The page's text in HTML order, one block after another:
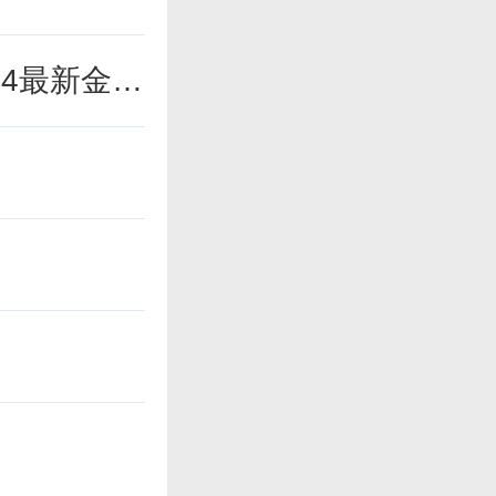
千五百份
拉姆，
数量不
口袋妖怪漆黑的魅影金手指代码大全通用 2024最新金手指代码分享[攻略]